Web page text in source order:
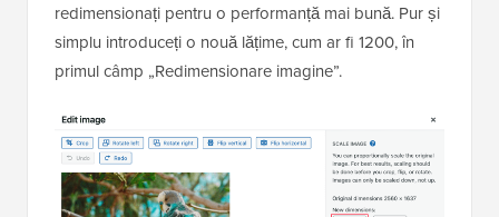
redimensionați pentru o performanță mai bună. Pur și
simplu introduceți o nouă lățime, cum ar fi 1200, în
primul câmp „Redimensionare imagine”.